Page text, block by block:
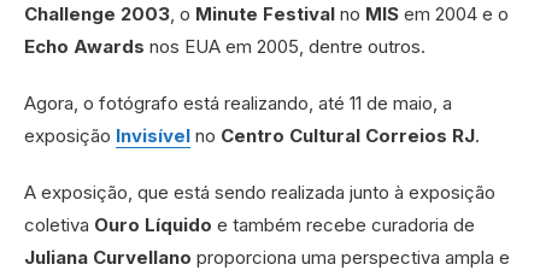
Challenge 2003 , o Minute Festival no MIS em 2004 e o
Echo Awards nos EUA em 2005, dentre outros.
Agora, o fotógrafo está realizando, até 11 de maio, a
exposição Invisível no Centro Cultural Correios RJ.
A exposição, que está sendo realizada junto à exposição
coletiva Ouro Líquido e também recebe curadoria de
Juliana Curvellano proporciona uma perspectiva ampla e